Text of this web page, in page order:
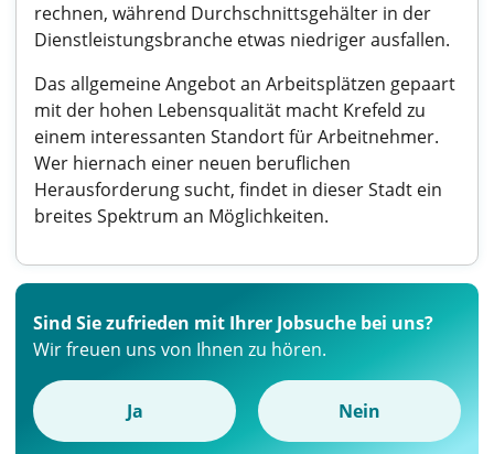
rechnen, während Durchschnittsgehälter in der
Dienstleistungsbranche etwas niedriger ausfallen.
Das allgemeine Angebot an Arbeitsplätzen gepaart
mit der hohen Lebensqualität macht Krefeld zu
einem interessanten Standort für Arbeitnehmer.
Wer hiernach einer neuen beruflichen
Herausforderung sucht, findet in dieser Stadt ein
breites Spektrum an Möglichkeiten.
Sind Sie zufrieden mit Ihrer Jobsuche bei uns?
Wir freuen uns von Ihnen zu hören.
Ja Nein